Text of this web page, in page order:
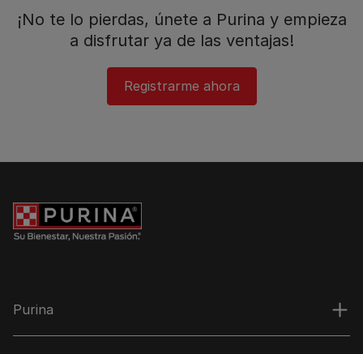
¡No te lo pierdas, únete a Purina y empieza
a disfrutar ya de las ventajas!​
Registrarme ahora
Purina